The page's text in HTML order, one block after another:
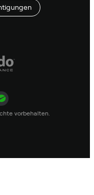
vorbehalten.